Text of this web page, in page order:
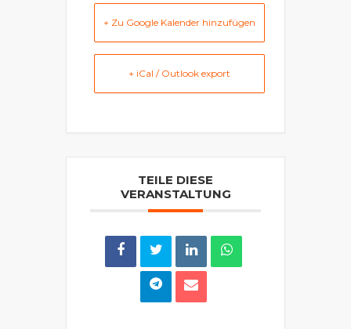
+ Zu Google Kalender hinzufügen
+ iCal / Outlook export
TEILE DIESE
VERANSTALTUNG